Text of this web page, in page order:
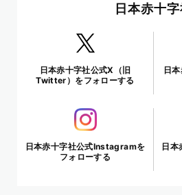
日本赤十
日本赤十字社公式X（旧
Twitter）をフォローする
日
日本赤十字社公式Instagramを
フォローする
日本